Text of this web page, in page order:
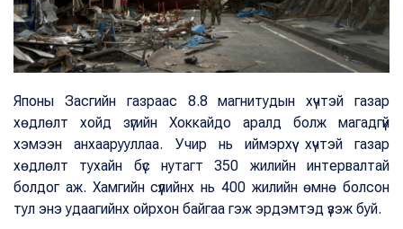
Японы Засгийн газраас 8.8 магнитудын хүчтэй газар
хөдлөлт хойд зүгийн Хоккайдо аралд болж магадгүй
хэмээн анхаарууллаа. Учир нь иймэрхүү хүчтэй газар
хөдлөлт тухайн бүс нутагт 350 жилийн интервалтай
болдог аж. Хамгийн сүүлийнх нь 400 жилийн өмнө болсон
тул энэ удаагийнх ойрхон байгаа гэж эрдэмтэд үзэж буй.